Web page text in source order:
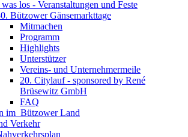
los - Veranstaltungen und Feste
Bützower Gänsemarkttage
Mitmachen
Programm
Highlights
Unterstützer
Vereins- und Unternehmermeile
20. Citylauf - sponsored by René
Brüsewitz GmbH
FAQ
im ­ Bützower Land
Verkehr